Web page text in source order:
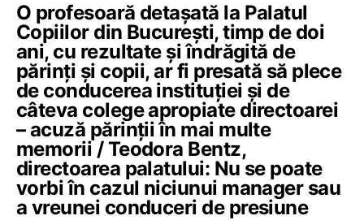
O profesoară detașată la Palatul
Copiilor din București, timp de doi
ani, cu rezultate și îndrăgită de
părinți și copii, ar fi presată să plece
de conducerea instituției și de
câteva colege apropiate directoarei
– acuză părinții în mai multe
memorii / Teodora Bentz,
directoarea palatului: Nu se poate
vorbi în cazul niciunui manager sau
a vreunei conduceri de presiune